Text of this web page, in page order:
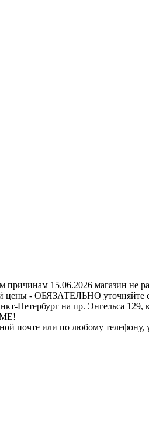
15.06.2026 магазин не
- ОБЯЗАТЕЛЬНО уточняйте
на пр. Энгельса 129, к. 1,
почте или по любому телефону,